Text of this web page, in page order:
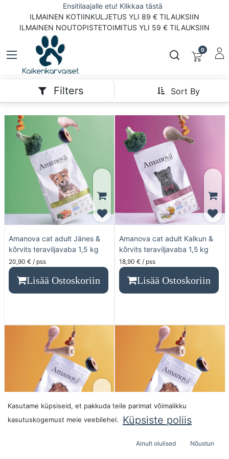
Ensitilaajalle etu! Klikkaa tästä
ILMAINEN KOTIINKULJETUS YLI 89 € TILAUKSIIN
ILMAINEN NOUTOPISTETOIMITUS YLI 59 € TILAUKSIIN
0
Sort By
Filters
Amanova cat adult Jänes &
kõrvits teraviljavaba 1,5 kg
20,90 € / pss
Lisää Ostoskoriin
Amanova cat adult Kalkun &
kõrvits teraviljavaba 1,5 kg
18,90 € / pss
Lisää Ostoskoriin
Amanova cat adult Kana ja
Kasutame küpsiseid, et pakkuda teile parimat võimalikku
kasutuskogemust meie veebilehel.
Küpsiste poliis
Ainult olulised Nõustun